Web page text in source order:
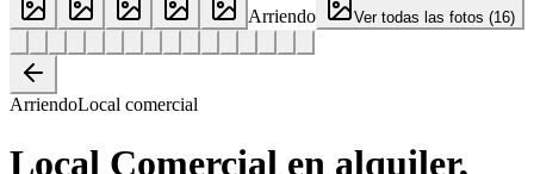
Arriendo
Ver todas las fotos (16)
ArriendoLocal comercial
Local Comercial en alquiler,